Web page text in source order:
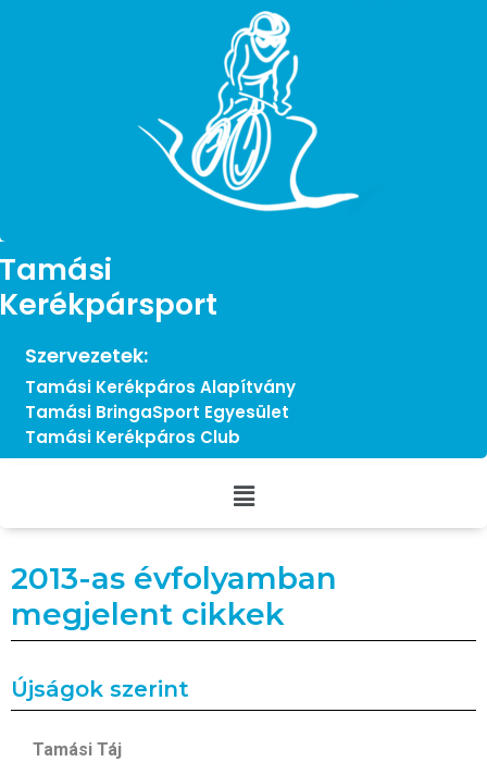
Tamási
Kerékpársport
Szervezetek:
Tamási Kerékpáros Alapítvány
Tamási BringaSport Egyesület
Tamási Kerékpáros Club
2013-as évfolyamban
megjelent cikkek
Újságok szerint
Tamási Táj